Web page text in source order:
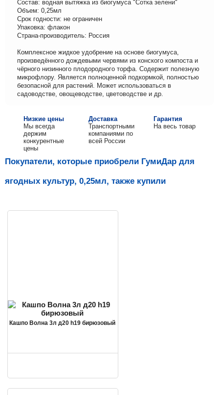
Состав: водная вытяжка из биогумуса "Сотка зелени"
Объем: 0,25мл
Срок годности: не ограничен
Упаковка: флакон
Страна-производитель: Россия
Комплексное жидкое удобрение на основе биогумуса,
произведённого дождевыми червями из конского компоста и
чёрного низинного плодородного торфа. Содержит полезную
микрофлору. Является полноценной подкормкой, полностью
безопасной для растений. Может использоваться в
садоводстве, овощеводстве, цветоводстве и др.
Низкие цены
Мы всегда
держим
конкурентные
цены
Доставка
Транспортными
компаниями по
всей России
Гарантия
На весь товар
Покупатели, которые приобрели ГумиДар для
ягодных культур, 0,25мл, также купили
Кашпо Волна 3л д20 h19 бирюзовый